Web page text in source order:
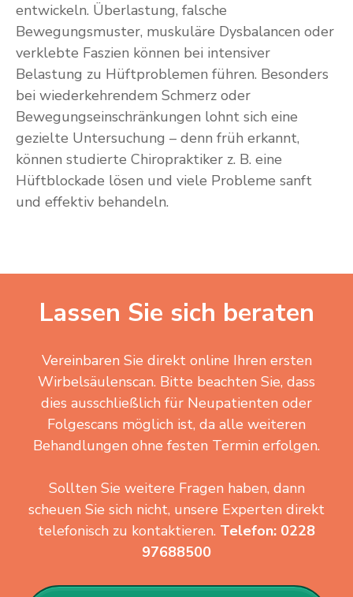
entwickeln. Überlastung, falsche
Bewegungsmuster, muskuläre Dysbalancen oder
verklebte Faszien können bei intensiver
Belastung zu Hüftproblemen führen. Besonders
bei wiederkehrendem Schmerz oder
Bewegungseinschränkungen lohnt sich eine
gezielte Untersuchung – denn früh erkannt,
können studierte Chiropraktiker z. B. eine
Hüftblockade lösen und viele Probleme sanft
und effektiv behandeln.
Lassen Sie sich beraten
Vereinbaren Sie direkt online Ihren ersten
Wirbelsäulenscan. Bitte beachten Sie, dass
dies ausschließlich für Neupatienten oder
Folgescans möglich ist, da alle weiteren
Behandlungen ohne festen Termin erfolgen.
Sollten Sie weitere Fragen haben, dann
scheuen Sie sich nicht, unsere Experten direkt
telefonisch zu kontaktieren. Telefon: 0228
97688500